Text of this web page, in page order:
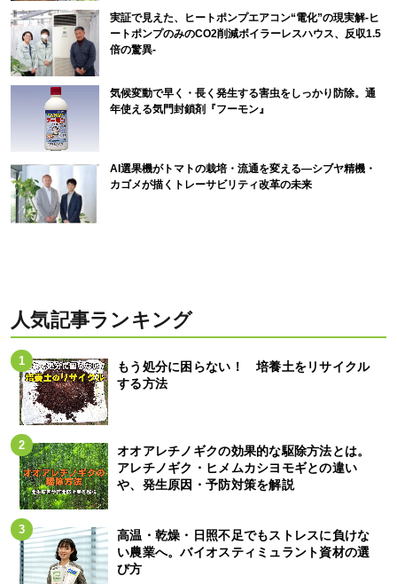
実証で見えた、ヒートポンプエアコン“電化”の現実解-ヒ
ートポンプのみのCO2削減ボイラーレスハウス、反収1.5
倍の驚異-
気候変動で早く・長く発生する害虫をしっかり防除。通
年使える気門封鎖剤『フーモン』
AI選果機がトマトの栽培・流通を変える―シブヤ精機・
カゴメが描くトレーサビリティ改革の未来
人気記事ランキング
もう処分に困らない！ 培養土をリサイクル
する方法
オオアレチノギクの効果的な駆除方法とは。
アレチノギク・ヒメムカシヨモギとの違い
や、発生原因・予防対策を解説
高温・乾燥・日照不足でもストレスに負けな
い農業へ。バイオスティミュラント資材の選
び方